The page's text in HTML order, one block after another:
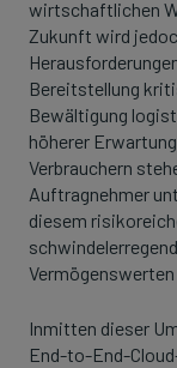
wirtschaftlichen
Zukunft wird
Bereitstellung
Bewältigung
höherer
Verbrauchern
Auftragnehmer
diesem
Inmitten dieser
End-to-End-